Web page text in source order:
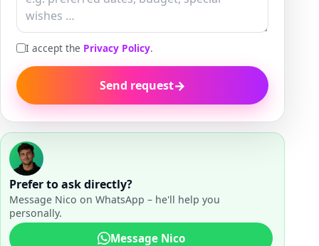
I accept the Privacy Policy.
Send request→
Prefer to ask directly?
Message Nico on WhatsApp – he'll help you
personally.
Message Nico